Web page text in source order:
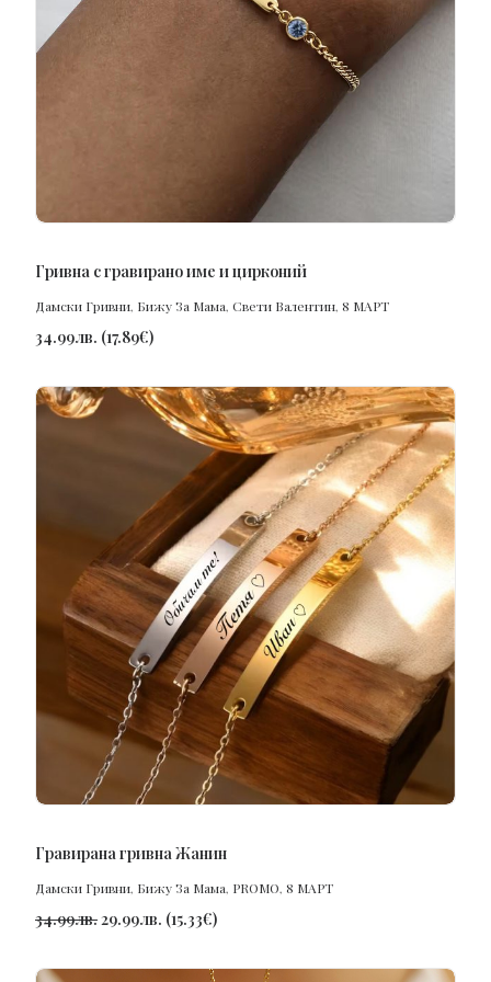
ПОРЪЧАЙ
Гривна с гравирано име и цирконий
Дамски Гривни, Бижу За Мама, Свети Валентин, 8 МАРТ
34.99лв. (17.89€)
ПОРЪЧАЙ
Гравирана гривна Жанин
Дамски Гривни, Бижу За Мама, PROMO, 8 МАРТ
34.99лв.29.99лв. (15.33€)